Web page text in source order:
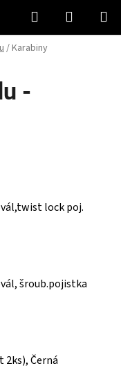
Hledat
KOŠÍK
/Karabiny
-
lock poj.
šroub.pojistka
2ks), Černá